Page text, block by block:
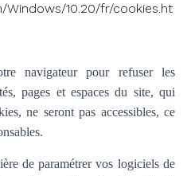
Windows/10.20/fr/cookies.ht
navigateur pour refuser les
pages et espaces du site, qui
ne seront pas accessibles, ce
de paramétrer vos logiciels de